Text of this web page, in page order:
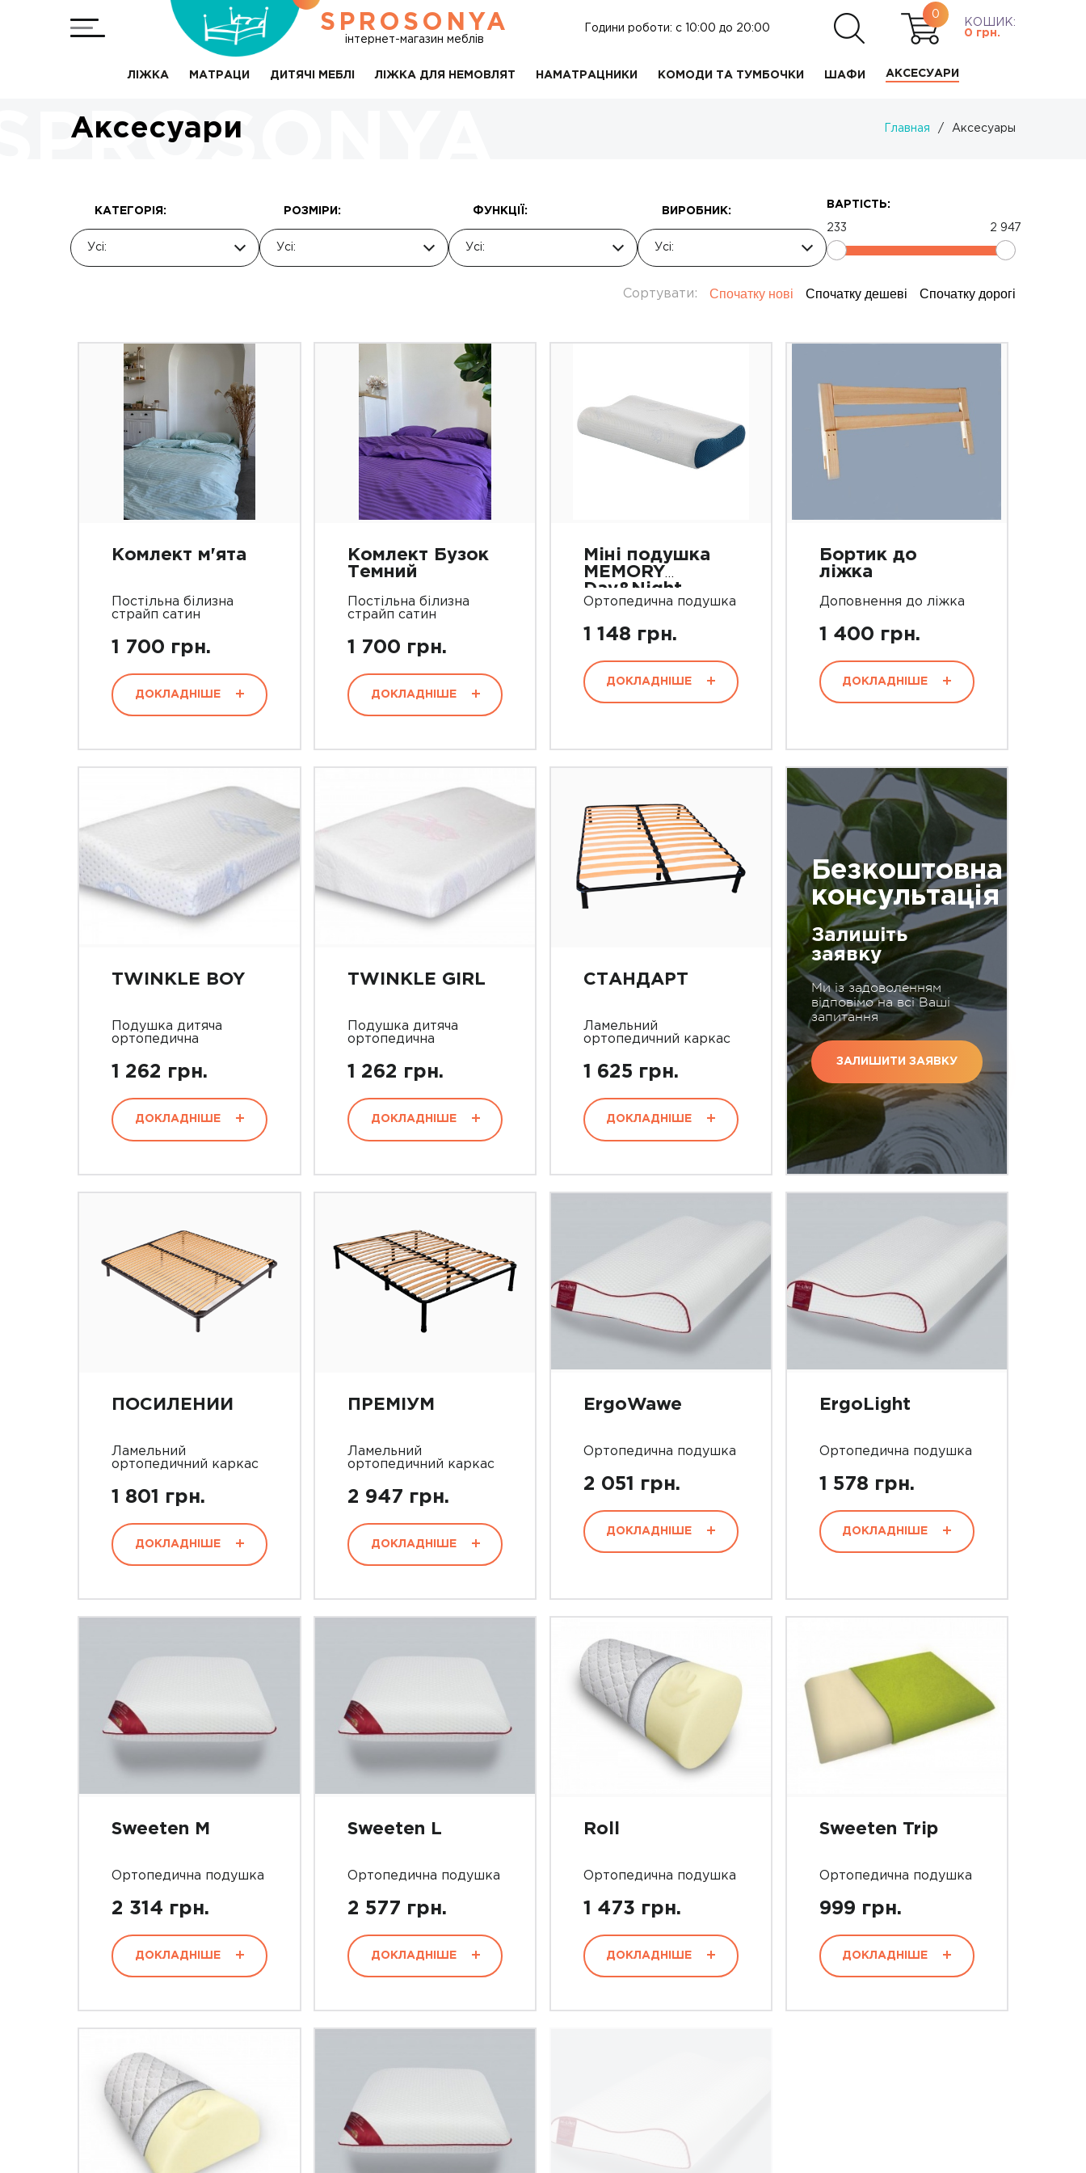
SPROSONYA
інтернет-магазин меблів
Години роботи: c 10:00 до 20:00
0
КОШИК:
0 грн.
ЛІЖКА МАТРАЦИ ДИТЯЧІ МЕБЛІ ЛІЖКА ДЛЯ НЕМОВЛЯТ НАМАТРАЦНИКИ КОМОДИ ТА ТУМБОЧКИ ШАФИ АКСЕСУАРИ
Аксесуари Главная / Аксесуары
КАТЕГОРІЯ:
Усі:
РОЗМІРИ:
Усі:
ФУНКЦІЇ:
Усі:
ВИРОБНИК:
Усі:
ВАРТІСТЬ:
233 2 947
Сортувати: Спочатку нові Спочатку дешеві Спочатку дорогі
Комлект м'ята
Постільна білизна
страйп сатин
1 700 грн.
ДОКЛАДНІШЕ
Комлект Бузок
Темний
Постільна білизна
страйп сатин
1 700 грн.
ДОКЛАДНІШЕ
Міні подушка
MEMORY
Day&Night
Ортопедична подушка
1 148 грн.
ДОКЛАДНІШЕ
Бортик до
ліжка
Доповнення до ліжка
1 400 грн.
ДОКЛАДНІШЕ
TWINKLE BOY
Подушка дитяча
ортопедична
1 262 грн.
ДОКЛАДНІШЕ
TWINKLE GIRL
Подушка дитяча
ортопедична
1 262 грн.
ДОКЛАДНІШЕ
СТАНДАРТ
Ламельний
ортопедичний каркас
1 625 грн.
ДОКЛАДНІШЕ
Безкоштовна
консультація
Залишіть
заявку
Ми із задоволенням
відповімо на всі Ваші
запитання
ЗАЛИШИТИ ЗАЯВКУ
ПОСИЛЕНИЙ
Ламельний
ортопедичний каркас
1 801 грн.
ДОКЛАДНІШЕ
ПРЕМІУМ
Ламельний
ортопедичний каркас
2 947 грн.
ДОКЛАДНІШЕ
ErgoWawe
Ортопедична подушка
2 051 грн.
ДОКЛАДНІШЕ
ErgoLight
Ортопедична подушка
1 578 грн.
ДОКЛАДНІШЕ
Sweeten M
Ортопедична подушка
2 314 грн.
ДОКЛАДНІШЕ
Sweeten L
Ортопедична подушка
2 577 грн.
ДОКЛАДНІШЕ
Roll
Ортопедична подушка
1 473 грн.
ДОКЛАДНІШЕ
Sweeten Trip
Ортопедична подушка
999 грн.
ДОКЛАДНІШЕ